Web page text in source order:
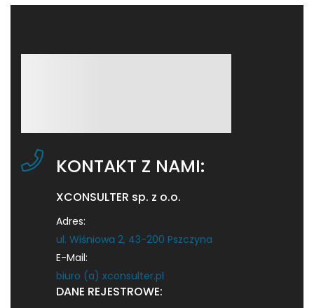
KONTAKT Z NAMI:
XCONSULTER sp. z o.o.
Adres:
ul. Wiśniowa 2, 43-200 Pszczyna
E-Mail:
biuro (a) xconsulter.pl
DANE REJESTROWE: